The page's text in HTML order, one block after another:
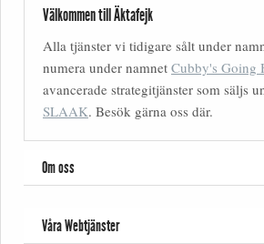
Välkommen till Äktafejk
Alla tjänster vi tidigare sålt under
numera under namnet Cubby's Going
avancerade strategitjänster som säljs
SLAAK. Besök gärna oss där.
Om oss
Våra Webtjänster